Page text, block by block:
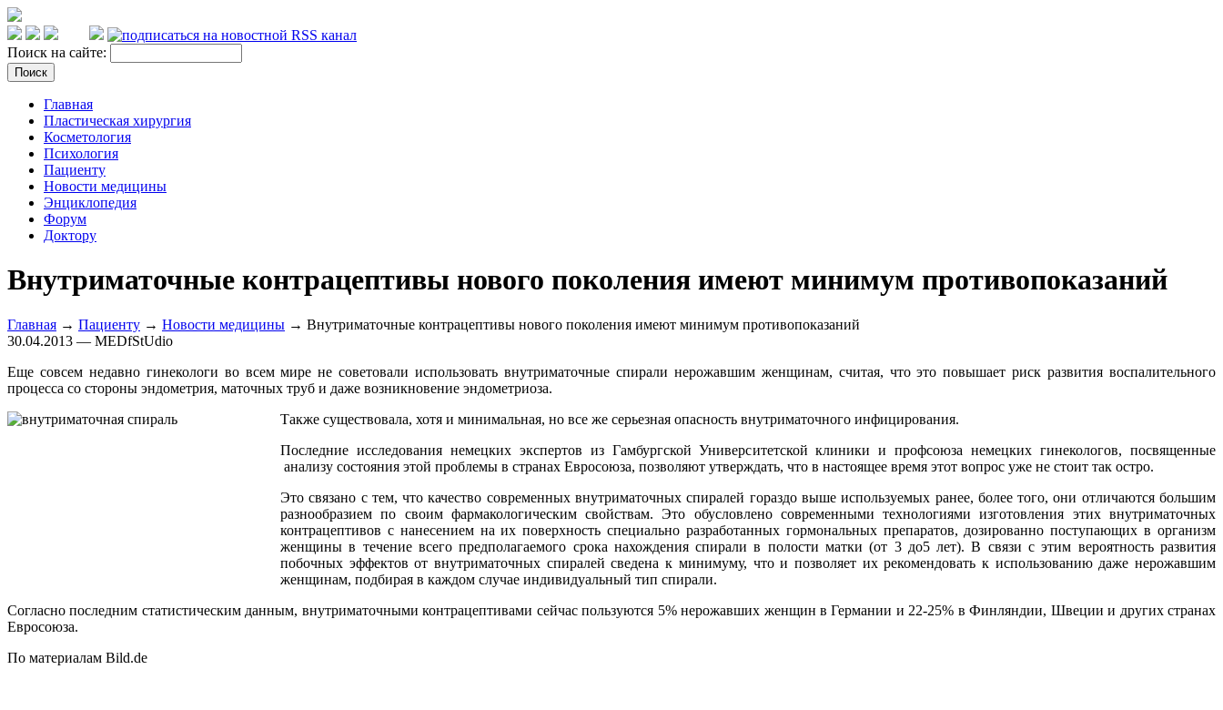
Поиск на сайте:
Главная
Пластическая хирургия
Косметология
Психология
Пациенту
Новости медицины
Энциклопедия
Форум
Доктору
Внутриматочные контрацептивы нового поколения имеют минимум противопоказаний
Главная → Пациенту → Новости медицины → Внутриматочные контрацептивы нового поколения имеют минимум противопоказаний
30.04.2013 — MEDfStUdio
Еще совсем недавно гинекологи во всем мире не советовали использовать внутриматочные спирали нерожавшим женщинам, считая, что это повышает риск развития воспалительного
процесса со стороны эндометрия, маточных труб и даже возникновение эндометриоза.
Также существовала, хотя и минимальная, но все же серьезная опасность внутриматочного инфицирования.
Последние исследования немецких экспертов из Гамбургской Университетской клиники и профсоюза немецких гинекологов, посвященные
анализу состояния этой проблемы в странах Евросоюза, позволяют утверждать, что в настоящее время этот вопрос уже не стоит так остро.
Это связано с тем, что качество современных внутриматочных спиралей гораздо выше используемых ранее, более того, они отличаются большим
разнообразием по своим фармакологическим свойствам. Это обусловлено современными технологиями изготовления этих внутриматочных
контрацептивов с нанесением на их поверхность специально разработанных гормональных препаратов, дозированно поступающих в организм
женщины в течение всего предполагаемого срока нахождения спирали в полости матки (от 3 до5 лет). В связи с этим вероятность развития
побочных эффектов от внутриматочных спиралей сведена к минимуму, что и позволяет их рекомендовать к использованию даже нерожавшим
женщинам, подбирая в каждом случае индивидуальный тип спирали.
Согласно последним статистическим данным, внутриматочными контрацептивами сейчас пользуются 5% нерожавших женщин в Германии и 22-25% в Финляндии, Швеции и других странах
Евросоюза.
По материалам Bild.de